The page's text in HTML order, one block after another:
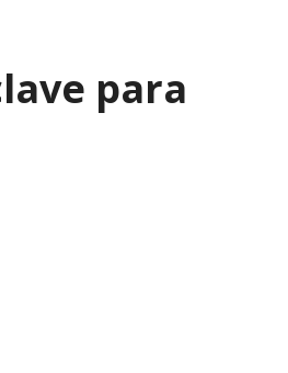
para